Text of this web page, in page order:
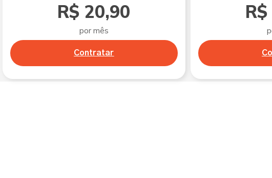
R$ 20,90
por mês
Contratar